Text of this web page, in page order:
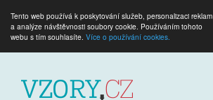
Tento web používá k poskytování služeb, personalizaci reklam
a analýze návštěvnosti soubory cookie. Používáním tohoto
webu s tím souhlasíte. Více o používání cookies.